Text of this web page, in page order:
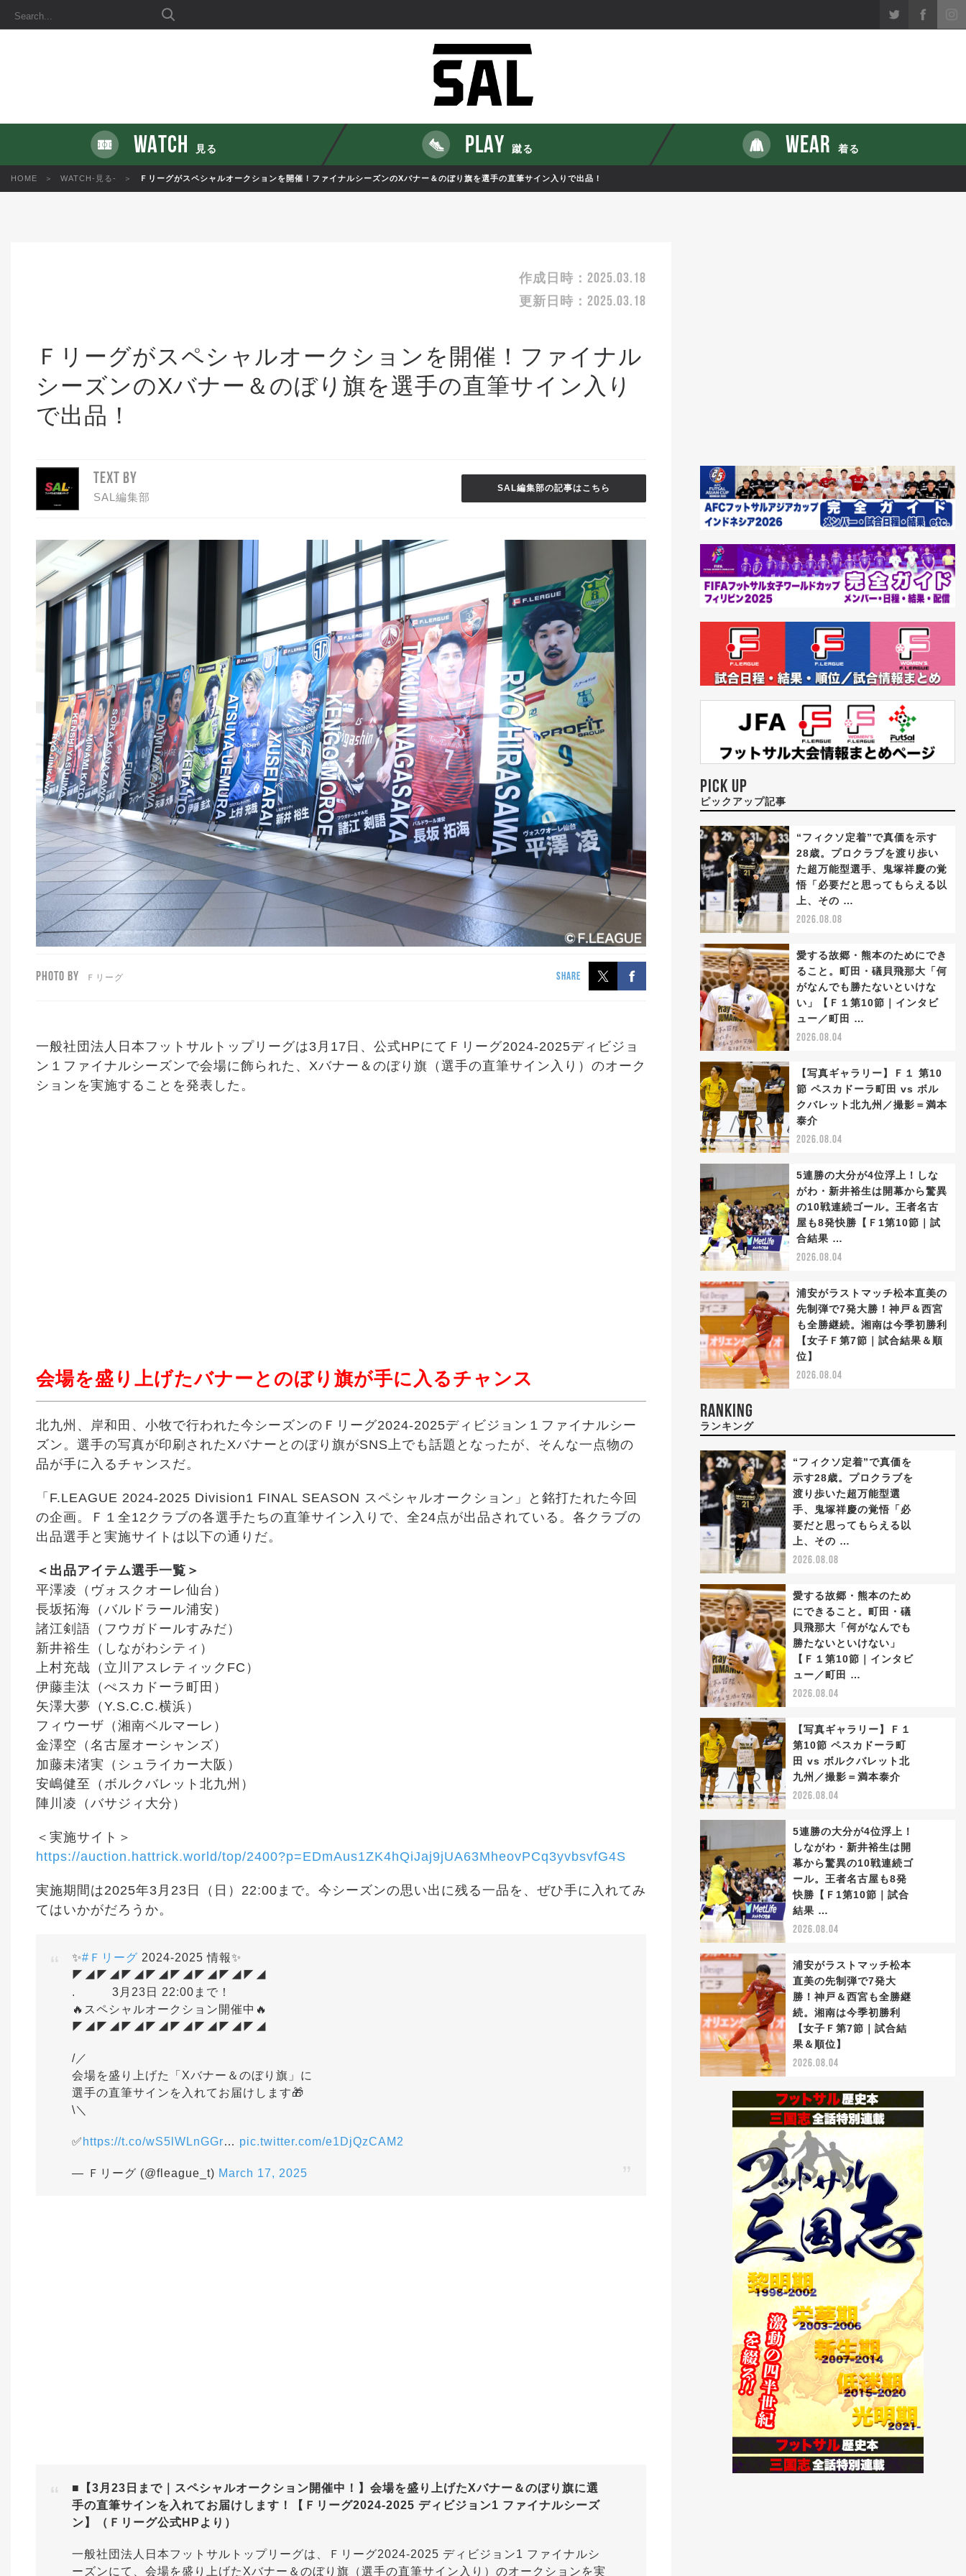
WATCH 見る PLAY 蹴る WEAR 着る
HOME WATCH-見る- Ｆリーグがスペシャルオークションを開催！ファイナルシーズンのXバナー＆のぼり旗を選手の直筆サイン入りで出品！
作成日時： 2025.03.18
更新日時： 2025.03.18
Ｆリーグがスペシャルオークションを開催！ファイナル
シーズンのXバナー＆のぼり旗を選手の直筆サイン入り
で出品！
TEXT BY
SAL編集部
SAL編集部の記事はこちら
PHOTO BY Ｆリーグ SHARE
一般社団法人日本フットサルトップリーグは3月17日、公式HPにてＦリーグ2024-2025ディビジョ
ン１ファイナルシーズンで会場に飾られた、Xバナー＆のぼり旗（選手の直筆サイン入り）のオーク
ションを実施することを発表した。
会場を盛り上げたバナーとのぼり旗が手に入るチャンス
北九州、岸和田、小牧で行われた今シーズンのＦリーグ2024-2025ディビジョン１ファイナルシー
ズン。選手の写真が印刷されたXバナーとのぼり旗がSNS上でも話題となったが、そんな一点物の
品が手に入るチャンスだ。
「F.LEAGUE 2024-2025 Division1 FINAL SEASON スペシャルオークション」と銘打たれた今回
の企画。Ｆ１全12クラブの各選手たちの直筆サイン入りで、全24点が出品されている。各クラブの
出品選手と実施サイトは以下の通りだ。
＜出品アイテム選手一覧＞
平澤凌（ヴォスクオーレ仙台）
長坂拓海（バルドラール浦安）
諸江剣語（フウガドールすみだ）
新井裕生（しながわシティ）
上村充哉（立川アスレティックFC）
伊藤圭汰（ぺスカドーラ町田）
矢澤大夢（Y.S.C.C.横浜）
フィウーザ（湘南ベルマーレ）
金澤空（名古屋オーシャンズ）
加藤未渚実（シュライカー大阪）
安嶋健至（ボルクバレット北九州）
陣川凌（バサジィ大分）
＜実施サイト＞
https://auction.hattrick.world/top/2400?p=EDmAus1ZK4hQiJaj9jUA63MheovPCq3yvbsvfG4S
実施期間は2025年3月23日（日）22:00まで。今シーズンの思い出に残る一品を、ぜひ手に入れてみ
てはいかがだろうか。
✨#Ｆリーグ 2024-2025 情報✨
◤◢◤◢◤◢◤◢◤◢◤◢◤◢◤◢
. 3月23日 22:00まで！
🔥スペシャルオークション開催中🔥
◤◢◤◢◤◢◤◢◤◢◤◢◤◢◤◢
/／
会場を盛り上げた「Xバナー＆のぼり旗」に
選手の直筆サインを入れてお届けします🎁
\＼
✅https://t.co/wS5lWLnGGr… pic.twitter.com/e1DjQzCAM2
— Ｆリーグ (@fleague_t) March 17, 2025
■【3月23日まで｜スペシャルオークション開催中！】会場を盛り上げたXバナー＆のぼり旗に選
手の直筆サインを入れてお届けします！【Ｆリーグ2024-2025 ディビジョン1 ファイナルシーズ
ン】（Ｆリーグ公式HPより）
一般社団法人日本フットサルトップリーグは、Ｆリーグ2024-2025 ディビジョン1 ファイナルシ
ーズンにて、会場を盛り上げたXバナー＆のぼり旗（選手の直筆サイン入り）のオークションを実
PICK UP
ピックアップ記事
“フィクソ定着”で真価を示す
28歳。プロクラブを渡り歩い
た超万能型選手、鬼塚祥慶の覚
悟「必要だと思ってもらえる以
上、その …
2026.08.08
愛する故郷・熊本のためにでき
ること。町田・礒貝飛那大「何
がなんでも勝たないといけな
い」【Ｆ１第10節｜インタビ
ュー／町田 …
2026.08.04
【写真ギャラリー】Ｆ１ 第10
節 ペスカドーラ町田 vs ボル
クバレット北九州／撮影＝満本
泰介
2026.08.04
5連勝の大分が4位浮上！しな
がわ・新井裕生は開幕から驚異
の10戦連続ゴール。王者名古
屋も8発快勝【Ｆ1第10節｜試
合結果 …
2026.08.04
浦安がラストマッチ松本直美の
先制弾で7発大勝！神戸＆西宮
も全勝継続。湘南は今季初勝利
【女子Ｆ第7節｜試合結果＆順
位】
2026.08.04
RANKING
ランキング
“フィクソ定着”で真価を
示す28歳。プロクラブを
渡り歩いた超万能型選
手、鬼塚祥慶の覚悟「必
要だと思ってもらえる以
上、その …
2026.08.08
愛する故郷・熊本のため
にできること。町田・礒
貝飛那大「何がなんでも
勝たないといけない」
【Ｆ１第10節｜インタビ
ュー／町田 …
2026.08.04
【写真ギャラリー】Ｆ１
第10節 ペスカドーラ町
田 vs ボルクバレット北
九州／撮影＝満本泰介
2026.08.04
5連勝の大分が4位浮上！
しながわ・新井裕生は開
幕から驚異の10戦連続ゴ
ール。王者名古屋も8発
快勝【Ｆ1第10節｜試合
結果 …
2026.08.04
浦安がラストマッチ松本
直美の先制弾で7発大
勝！神戸＆西宮も全勝継
続。湘南は今季初勝利
【女子Ｆ第7節｜試合結
果＆順位】
2026.08.04